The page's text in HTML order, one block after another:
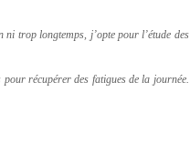
trop longtemps, j’opte pour l’étude des
pour récupérer des fatigues de la journée.